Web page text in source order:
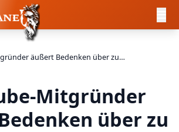
YouTube-Mitgründer äußert Bedenken über zu viel Zeit seiner Kinder mit Kurzvideos
Mitgründer
über zu